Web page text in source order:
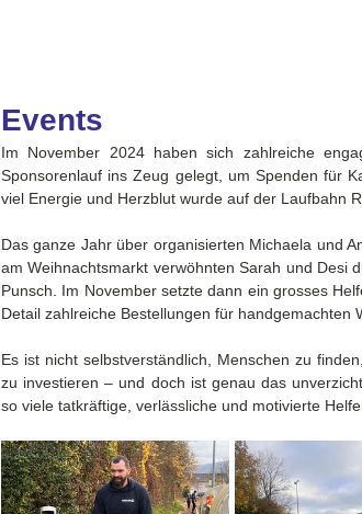
Events
Im November 2024 haben sich zahlreiche
Sponsorenlauf ins Zeug gelegt, um Spenden für
viel Energie und Herzblut wurde auf der Laufbahn
Das ganze Jahr über organisierten Michaela und
am Weihnachtsmarkt verwöhnten Sarah und Desi
Punsch. Im November setzte dann ein grosses
Detail zahlreiche Bestellungen für handgemachten
Es ist nicht selbstverständlich, Menschen zu
zu investieren – und doch ist genau das
so viele tatkräftige, verlässliche und motivierte